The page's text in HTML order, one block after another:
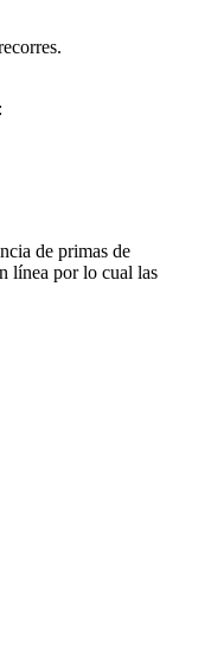
de primas de
línea por lo cual las